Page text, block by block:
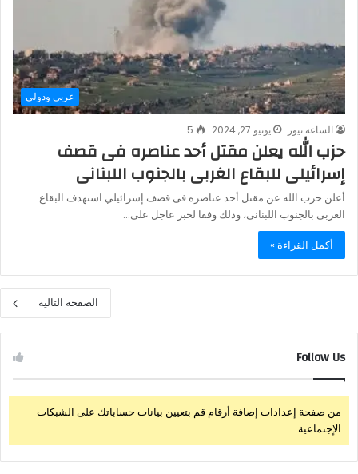
عربي ودولي
الساعة نيوز يونيو 27, 2024 5
حزب الله يعلن مقتل أحد عناصره فى قصف
إسرائيلى للبقاع الغربى بالجنوب اللبنانى
أعلن حزب الله عن مقتل أحد عناصره فى قصف إسرائيلي استهدف البقاع
الغربى بالجنوب اللبنانى، وذلك وفقا لخبر عاجل على…
أكمل القراءة »
الصفحة التالية
Follow Us
من صفحة إعدادات إضافة أرقام قم بتعيين بيانات حساباتك على الشبكات
الإجتماعية.